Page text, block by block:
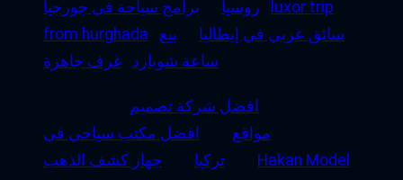
روسيا
برامج سياحة في جورجيا
luxor trip
from hurghada
سائق عربي في إيطاليا
بيع
ساعة شوبارد
غرف جاهزة
افضل شركة تصميم
مواقع
افضل مكتب سياحي في
تركيا
جهاز كشف الذهب
Hakan Model